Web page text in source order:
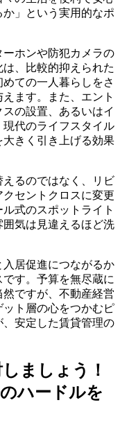
」という実用的なポ
ホンや防犯カメラの
、比較的抑えられた
ての一人暮らしをさ
ます。また、エント
の設置、あるいはイ
代のライフスタイル
きく引き上げる効果
るのではなく、リビ
セントクロスに変更
式のスポットライト
気は見違えるほど洗
居促進につながるか
す。予算を無尽蔵に
ですが、不動産経営
ト層の心をつかむピ
安定した賃貸管理の
ましょう！
ハードルを